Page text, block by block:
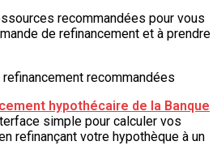
recommandées pour vous
de refinancement et à prendre
recommandées
hypothécaire de la Banque
simple pour calculer vos
refinançant votre hypothèque à un